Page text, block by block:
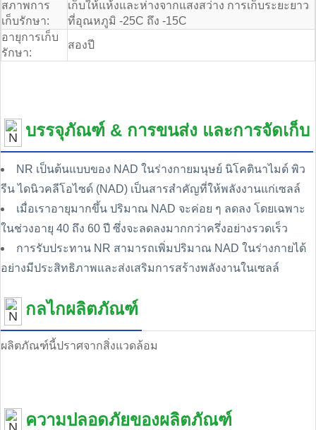
สภาพการ
เก็บรักษา:
เก็บให้แห้งและห่างจากแสงสว่าง การเก็บระยะยาว
ที่อุณหภูมิ -25C ถึง -15C
อายุการเก็บ
รักษา:
สองปี
บรรจุภัณฑ์ & การขนส่ง และการจัดเก็บ
NR เป็นต้นแบบของ NAD ในร่างกายมนุษย์ นิโคตินาไมด์ พิว
รีน ไดนิวคลีโอไซด์ (NAD) เป็นสารสําคัญที่ให้พลังงานแก่เซลล์
เมื่อเราอายุมากขึ้น ปริมาณ NAD จะค่อย ๆ ลดลง โดยเฉพาะ
ในช่วงอายุ 40 ถึง 60 ปี ซึ่งจะลดลงมากกว่าครึ่งอย่างรวดเร็ว
การรับประทาน NR สามารถเพิ่มปริมาณ NAD ในร่างกายได้
อย่างมีประสิทธิภาพและส่งเสริมการสร้างพลังงานในเซลล์
กลไกผลิตภัณฑ์
ผลิตภัณฑ์นี้ปราศจากสิ่งแวดล้อม
ความปลอดภัยของผลิตภัณฑ์